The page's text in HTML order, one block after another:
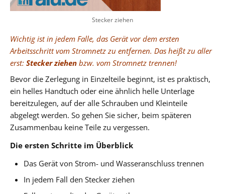
Stecker ziehen
Wichtig ist in jedem Falle, das Gerät vor dem ersten
Arbeitsschritt vom Stromnetz zu entfernen. Das heißt zu aller
erst: Stecker ziehen bzw. vom Stromnetz trennen!
Bevor die Zerlegung in Einzelteile beginnt, ist es praktisch,
ein helles Handtuch oder eine ähnlich helle Unterlage
bereitzulegen, auf der alle Schrauben und Kleinteile
abgelegt werden. So gehen Sie sicher, beim späteren
Zusammenbau keine Teile zu vergessen.
Die ersten Schritte im Überblick
Das Gerät von Strom- und Wasseranschluss trennen
In jedem Fall den Stecker ziehen